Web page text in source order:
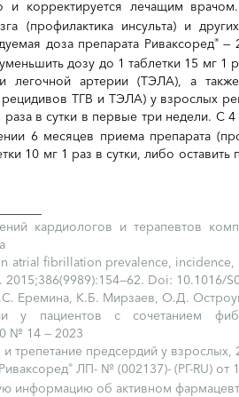
и корректируется лечащим
(профилактика инсульта) и
доза препарата Риваксоред®—
дозу до 1 таблетки 15 мг 1
легочной артерии (ТЭЛА), а
ТГВ и ТЭЛА) у взрослых
раза в сутки в первые три недели. С
6 месяцев приема препарата
10 мг 1 раз в сутки, либо
кардиологов и терапевтов
atrial fibrillation prevalence,
Doi: 10.1016/
Еремина, К.Б. Мирзаев, О.Д.
у пациентов с сочетанием
№ 14 — 2023
предсердий у взрослых,
® ЛП- № (002137)- (РГ-RU) от
информацию об активном